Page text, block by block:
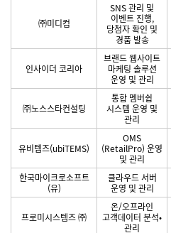
㈜미디컴
SNS 관리 및
이벤트 진행,
당첨자 확인 및
경품 발송
인사이더 코리아
브랜드 웹사이트
마케팅 솔루션
운영 및 관리
㈜노스스타컨설팅
통합 멤버쉽
시스템 운영 및
관리
유비템즈(ubiTEMS)
OMS
(RetailPro) 운영
및 관리
한국마이크로소프트
(유)
클라우드 서버
운영 및 관리
프로미시스템즈 ㈜
온/오프라인
고객데이터 분석•
관리